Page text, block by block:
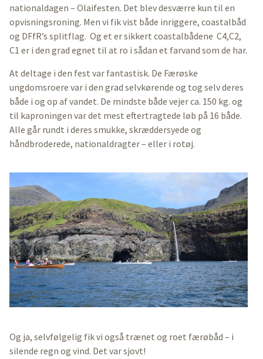
nationaldagen – Olaifesten. Det blev desværre kun til en
opvisningsroning. Men vi fik vist både inriggere, coastalbåd
og DFfR’s splitflag. Og et er sikkert coastalbådene C4,C2,
C1 er i den grad egnet til at ro i sådan et farvand som de har.
At deltage i den fest var fantastisk. De Færøske
ungdomsroere var i den grad selvkørende og tog selv deres
både i og op af vandet. De mindste både vejer ca. 150 kg. og
til kaproningen var det mest eftertragtede løb på 16 både.
Alle går rundt i deres smukke, skræddersyede og
håndbroderede, nationaldragter – eller i rotøj.
Og ja, selvfølgelig fik vi også trænet og roet færøbåd – i
silende regn og vind. Det var sjovt!